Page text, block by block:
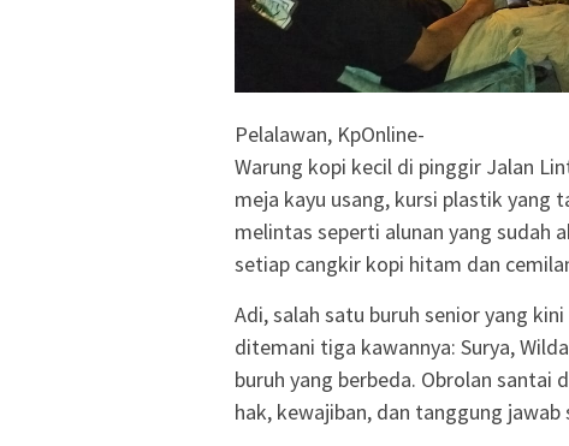
Pelalawan, KpOnline-
Warung kopi kecil di pinggir Jalan
meja kayu usang, kursi plastik yang
melintas seperti alunan yang sudah
setiap cangkir kopi hitam dan
Adi, salah satu buruh senior yang
ditemani tiga kawannya: Surya,
buruh yang berbeda. Obrolan
hak, kewajiban, dan tanggung